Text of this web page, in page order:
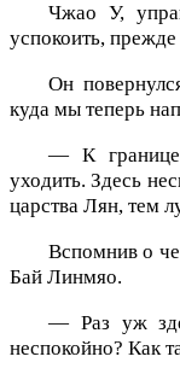
Чжао У,
успокоить,
Он
куда мы теперь
— К
уходить. Здесь
царства Лян, тем
Вспомнив о
Бай Линмяо.
— Раз уж
неспокойно? Как